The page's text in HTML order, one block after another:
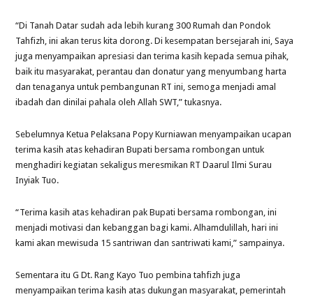
“Di Tanah Datar sudah ada lebih kurang 300 Rumah dan Pondok
Tahfizh, ini akan terus kita dorong. Di kesempatan bersejarah ini, Saya
juga menyampaikan apresiasi dan terima kasih kepada semua pihak,
baik itu masyarakat, perantau dan donatur yang menyumbang harta
dan tenaganya untuk pembangunan RT ini, semoga menjadi amal
ibadah dan dinilai pahala oleh Allah SWT,” tukasnya.
Sebelumnya Ketua Pelaksana Popy Kurniawan menyampaikan ucapan
terima kasih atas kehadiran Bupati bersama rombongan untuk
menghadiri kegiatan sekaligus meresmikan RT Daarul Ilmi Surau
Inyiak Tuo.
“Terima kasih atas kehadiran pak Bupati bersama rombongan, ini
menjadi motivasi dan kebanggan bagi kami. Alhamdulillah, hari ini
kami akan mewisuda 15 santriwan dan santriwati kami,” sampainya.
Sementara itu G Dt. Rang Kayo Tuo pembina tahfizh juga
menyampaikan terima kasih atas dukungan masyarakat, pemerintah